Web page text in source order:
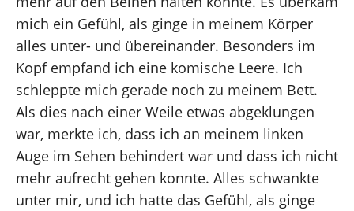
mich ein Gefühl, als ginge in meinem Körper
alles unter- und übereinander. Besonders im
Kopf empfand ich eine komische Leere. Ich
schleppte mich gerade noch zu meinem Bett.
Als dies nach einer Weile etwas abgeklungen
war, merkte ich, dass ich an meinem linken
Auge im Sehen behindert war und dass ich nicht
mehr aufrecht gehen konnte. Alles schwankte
unter mir, und ich hatte das Gefühl, als ginge